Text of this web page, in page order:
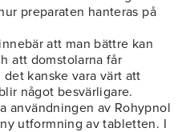
preparaten hanteras på
att man bättre kan
att domstolarna får
kanske vara värt att
något besvärligare.
användningen av Rohypnol
utformning av tabletten. I